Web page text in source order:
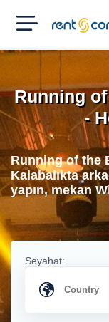
RENT'N
CONNECT
Running
-
Running of the
Kalabalıkta
yapın, mekan
Seyahat: